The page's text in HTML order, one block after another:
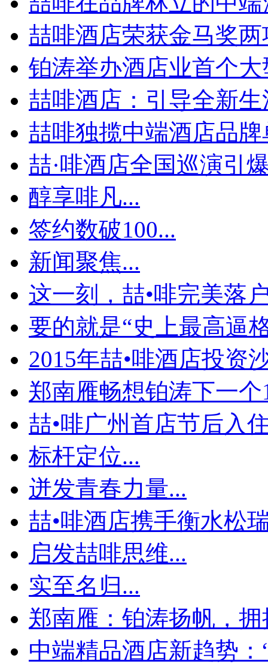
喆啡酒店荣获金马奖
铂涛举办酒店业首个大
喆啡酒店：引导全新生
喆啡独揽中端酒店品牌
喆·啡酒店全国巡演引
醇享啡凡...
签约数破100...
新闻聚焦...
这一刻，喆•啡完美落
要的就是“史上最高逼
2015年喆•啡酒店投资
郑南雁畅想铂涛下一个
喆•啡广州首店节后入
标杆定位...
迸发青春力量...
喆•啡酒店携手衡水松
启发喆啡思维...
实至名归...
郑南雁：铂涛扬帆，
中端精品酒店新趋势：